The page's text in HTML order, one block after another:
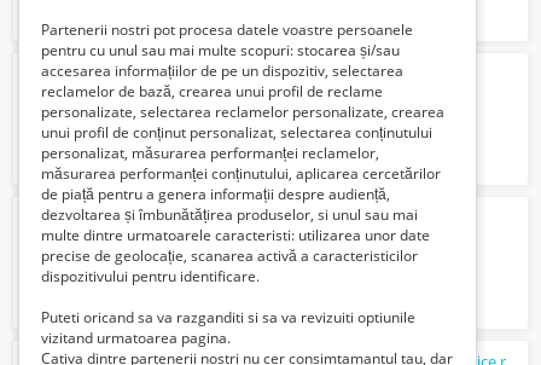
Inchiriez macarale - 50T, 80T, 100T, 200T
1 Lei
Constructiicivile si industriale
11 Lei
Partenerii nostri pot procesa datele voastre persoanele
pentru cu unul sau mai multe scopuri: stocarea și/sau
accesarea informațiilor de pe un dispozitiv, selectarea
reclamelor de bază, crearea unui profil de reclame
personalizate, selectarea reclamelor personalizate, crearea
unui profil de conținut personalizat, selectarea conținutului
personalizat, măsurarea performanței reclamelor,
măsurarea performanței conținutului, aplicarea cercetărilor
de piață pentru a genera informații despre audiență,
dezvoltarea și îmbunătățirea produselor, si unul sau mai
multe dintre urmatoarele caracteristi: utilizarea unor date
precise de geolocație, scanarea activă a caracteristicilor
dispozitivului pentru identificare.
Puteti oricand sa va razganditi si sa va revizuiti optiunile
vizitand urmatoarea pagina.
Cativa dintre partenerii nostri nu cer consimtamantul tau, dar